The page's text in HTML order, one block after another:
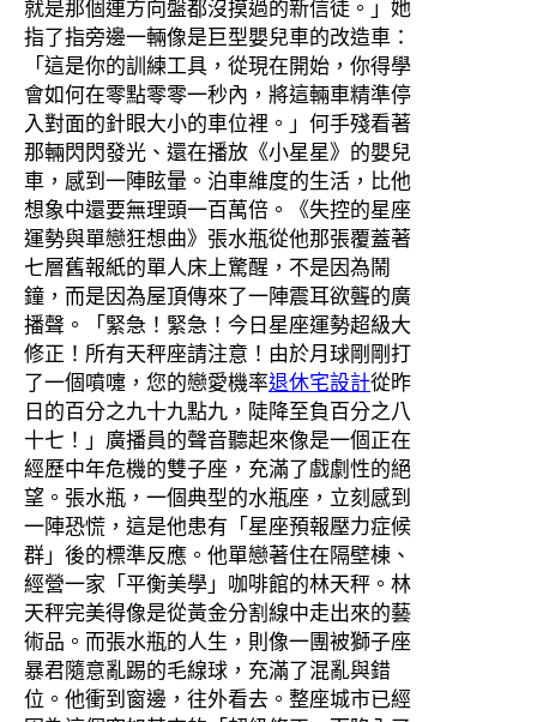
就是那個連方向盤都沒摸過的新信徒。」她
指了指旁邊一輛像是巨型嬰兒車的改造車：
「這是你的訓練工具，從現在開始，你得學
會如何在零點零零一秒內，將這輛車精準停
入對面的針眼大小的車位裡。」何手殘看著
那輛閃閃發光、還在播放《小星星》的嬰兒
車，感到一陣眩暈。泊車維度的生活，比他
想象中還要無理頭一百萬倍。《失控的星座
運勢與單戀狂想曲》張水瓶從他那張覆蓋著
七層舊報紙的單人床上驚醒，不是因為鬧
鐘，而是因為屋頂傳來了一陣震耳欲聾的廣
播聲。「緊急！緊急！今日星座運勢超級大
修正！所有天秤座請注意！由於月球剛剛打
了一個噴嚏，您的戀愛機率退休宅設計從昨
日的百分之九十九點九，陡降至負百分之八
十七！」廣播員的聲音聽起來像是一個正在
經歷中年危機的雙子座，充滿了戲劇性的絕
望。張水瓶，一個典型的水瓶座，立刻感到
一陣恐慌，這是他患有「星座預報壓力症候
群」後的標準反應。他單戀著住在隔壁棟、
經營一家「平衡美學」咖啡館的林天秤。林
天秤完美得像是從黃金分割線中走出來的藝
術品。而張水瓶的人生，則像一團被獅子座
暴君隨意亂踢的毛線球，充滿了混亂與錯
位。他衝到窗邊，往外看去。整座城市已經